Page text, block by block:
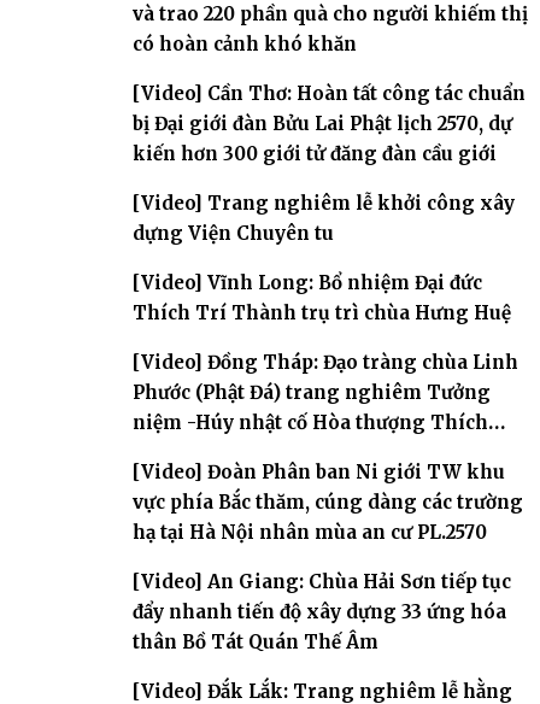
và trao 220 phần quà cho người khiếm thị
có hoàn cảnh khó khăn
[Video] Cần Thơ: Hoàn tất công tác chuẩn
bị Đại giới đàn Bửu Lai Phật lịch 2570, dự
kiến hơn 300 giới tử đăng đàn cầu giới
[Video] Trang nghiêm lễ khởi công xây
dựng Viện Chuyên tu
[Video] Vĩnh Long: Bổ nhiệm Đại đức
Thích Trí Thành trụ trì chùa Hưng Huệ
[Video] Đồng Tháp: Đạo tràng chùa Linh
Phước (Phật Đá) trang nghiêm Tưởng
niệm -Húy nhật cố Hòa thượng Thích
[Video] Đoàn Phân ban Ni giới TW khu
vực phía Bắc thăm, cúng dàng các trường
hạ tại Hà Nội nhân mùa an cư PL.2570
[Video] An Giang: Chùa Hải Sơn tiếp tục
đẩy nhanh tiến độ xây dựng 33 ứng hóa
thân Bồ Tát Quán Thế Âm
[Video] Đắk Lắk: Trang nghiêm lễ hằng